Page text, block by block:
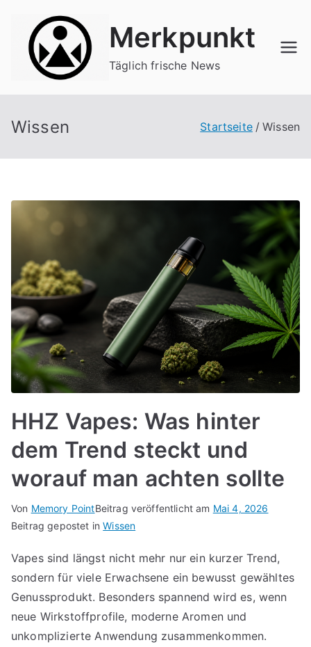
springen
Merkpunkt
Täglich frische News
Wissen Startseite Wissen
HHZ Vapes: Was hinter
dem Trend steckt und
worauf man achten sollte
Von Memory PointBeitrag veröffentlicht am Mai 4, 2026
Beitrag gepostet inWissen
Vapes sind längst nicht mehr nur ein kurzer Trend,
sondern für viele Erwachsene ein bewusst gewähltes
Genussprodukt. Besonders spannend wird es, wenn
neue Wirkstoffprofile, moderne Aromen und
unkomplizierte Anwendung zusammenkommen.